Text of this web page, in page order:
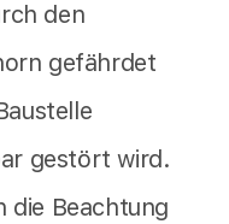
den
gefährdet
gestört wird.
die Beachtung